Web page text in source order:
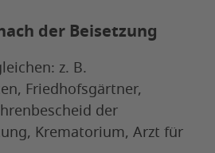
der Beisetzung
z. B.
Friedhofsgärtner,
der
Krematorium, Arzt für